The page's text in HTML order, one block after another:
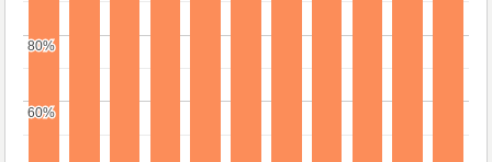
60%
60%
80%
80%